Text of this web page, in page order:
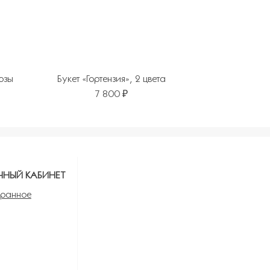
Букет «Гортензия», 2 цвета
7 800 ₽
КАБИНЕТ